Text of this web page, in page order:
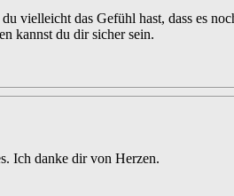
vielleicht das Gefühl hast, dass es
kannst du dir sicher sein.
Ich danke dir von Herzen.